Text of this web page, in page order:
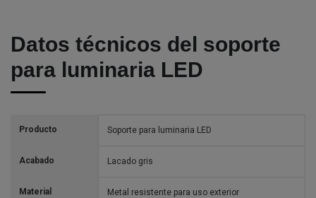
Datos técnicos del soporte
para luminaria LED
Producto Soporte para luminaria LED
Acabado Lacado gris
Material Metal resistente para uso exterior